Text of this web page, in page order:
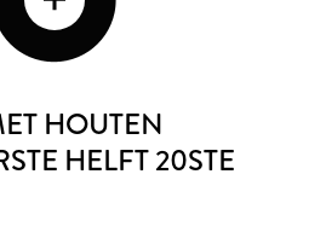
HOUTEN
HELFT 20STE